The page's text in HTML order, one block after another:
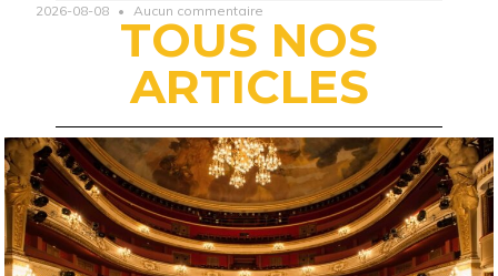
2026-08-08 Aucun commentaire
TOUS NOS
ARTICLES